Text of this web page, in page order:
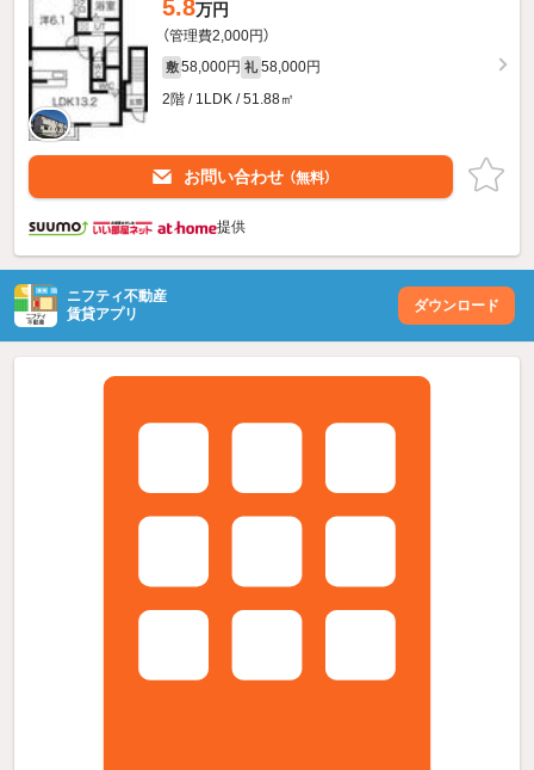
5.8万円
（管理費2,000円）
敷 58,000円 礼 58,000円
2階 / 1LDK / 51.88㎡
お問い合わせ （無料）
提供
ニフティ不動産
賃貸アプリ
ダウンロード